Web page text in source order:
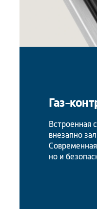
Газ-
Встроенная
внезапно
но и